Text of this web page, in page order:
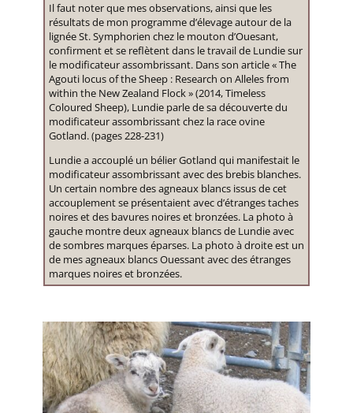
Il faut noter que mes observations, ainsi que les
résultats de mon programme d’élevage autour de la
lignée St. Symphorien chez le mouton d’Ouesant,
confirment et se reflètent dans le travail de Lundie sur
le modificateur assombrissant. Dans son article « The
Agouti locus of the Sheep : Research on Alleles from
within the New Zealand Flock » (2014, Timeless
Coloured Sheep), Lundie parle de sa découverte du
modificateur assombrissant chez la race ovine
Gotland. (pages 228-231)
Lundie a accouplé un bélier Gotland qui manifestait le
modificateur assombrissant avec des brebis blanches.
Un certain nombre des agneaux blancs issus de cet
accouplement se présentaient avec d’étranges taches
noires et des bavures noires et bronzées. La photo à
gauche montre deux agneaux blancs de Lundie avec
de sombres marques éparses. La photo à droite est un
de mes agneaux blancs Ouessant avec des étranges
marques noires et bronzées.